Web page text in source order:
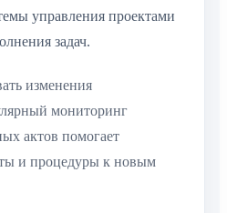
управления проектами
задач.
изменения
мониторинг
актов помогает
и процедуры к новым